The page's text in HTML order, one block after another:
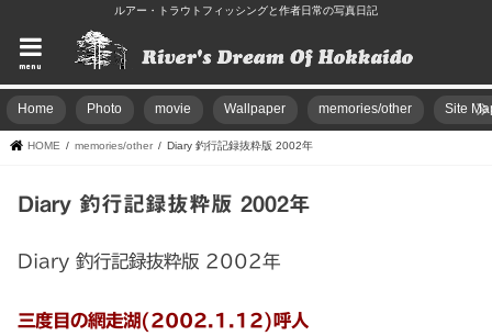
ルアー・トラウトフィッシングと作者日常の写真日記
menu
Home Photo movie Wallpaper memories/other Site
HOME memories/other Diary 釣行記録抜粋版 2002年
Diary 釣行記録抜粋版 2002年
Diary 釣行記録抜粋版 2002年
三度目の網走湖(2002.1.12)呼人